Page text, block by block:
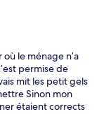
le ménage n’a
permise de
mit les petit gels
Sinon mon
étaient corrects